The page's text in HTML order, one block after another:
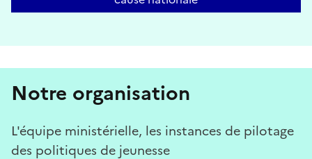
Notre organisation
L'équipe ministérielle, les instances de pilotage
des politiques de jeunesse